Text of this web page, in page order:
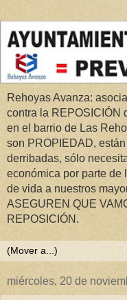
Rehoyas Avanza:
contra la REPOSICIÓN
en el barrio de Las
son PROPIEDAD,
derribadas, sólo
económica por parte de
de vida a nuestros
ASEGUREN QUE
REPOSICIÓN.
miércoles, 20 de